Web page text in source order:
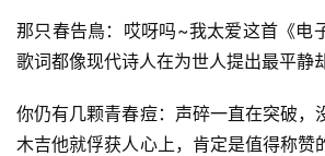
那只春告鳥：哎呀吗~我太爱这首《电
歌词都像现代诗人在为世人提出最平静
你仍有几颗青春痘：声碎一直在突破，
木吉他就俘获人心上，肯定是值得称赞